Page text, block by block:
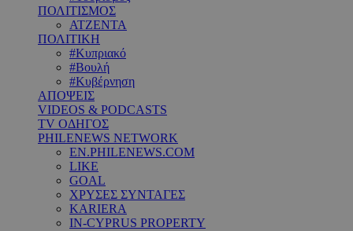
ΠΟΛΙΤΙΣΜΟΣ
ΑΤΖΕΝΤΑ
ΠΟΛΙΤΙΚΗ
#Κυπριακό
#Βουλή
#Κυβέρνηση
ΑΠΟΨΕΙΣ
VIDEOS & PODCASTS
TV ΟΔΗΓΟΣ
PHILENEWS NETWORK
EN.PHILENEWS.COM
LIKE
GOAL
ΧΡΥΣΕΣ ΣΥΝΤΑΓΕΣ
KARIERA
IN-CYPRUS PROPERTY